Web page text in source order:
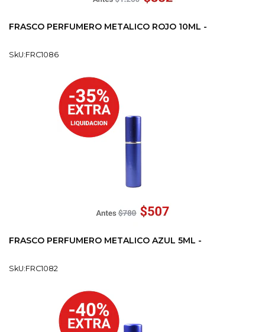
FRASCO PERFUMERO METALICO ROJO 10ML -
SkU:FRC1086
FRASCO PERFUMERO METALICO AZUL 5ML -
SkU:FRC1082